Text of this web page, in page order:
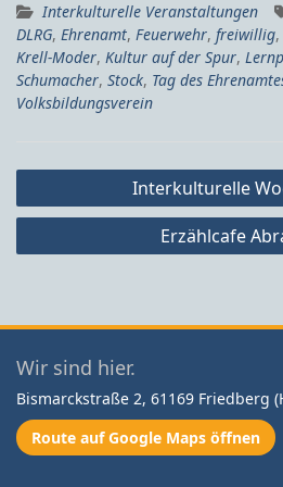
Interkulturelle Veranstaltungen
DLRG, Ehrenamt, Feuerwehr, freiwillig,
Krell-Moder, Kultur auf der Spur,
Schumacher, Stock, Tag des
Volksbildungsverein
Beitragsnavigation
Interkulturelle
Erzählcafe
Wir sind hier.
Bismarckstraße 2, 61169 Friedberg
Route auf Google Maps öffnen